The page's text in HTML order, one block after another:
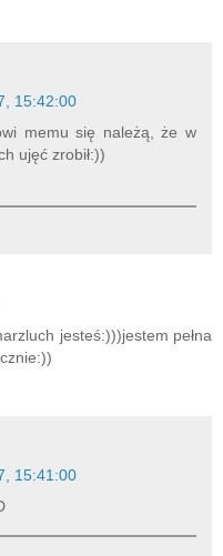
15:42:00
memu się należą, że w
ujęć zrobił:))
jesteś:)))jestem pełna
15:41:00